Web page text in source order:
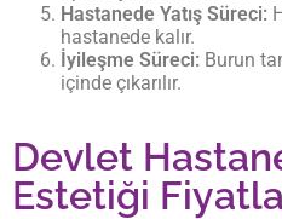
Hastanede Yatış Süreci:
hastanede kalır.
İyileşme Süreci: Burun
içinde çıkarılır.
Devlet
Estetiği